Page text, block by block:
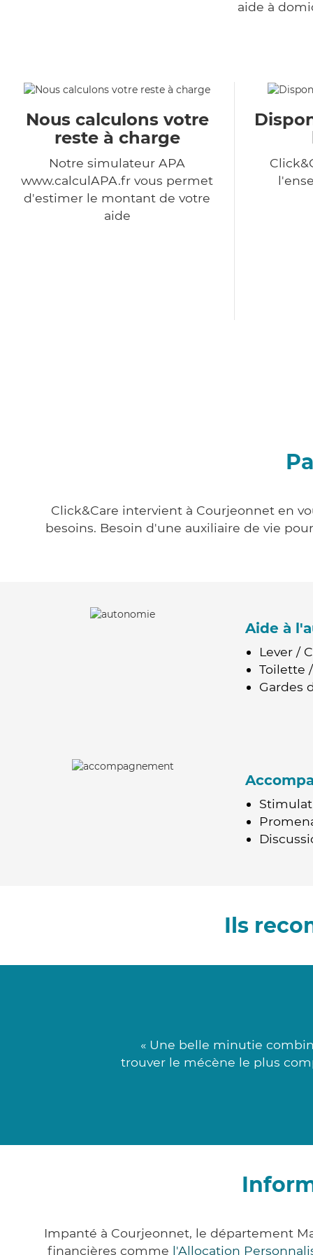
aide à
Nous calculons votre
reste à charge
Notre simulateur APA
www.calculAPA.fr vous permet
d'estimer le montant de votre
aide
Click&Care intervient à Courjeonnet en
besoins. Besoin d'une auxiliaire de vie
Aide à
Lever /
Toilette
Gardes
Ils
« Une belle minutie
trouver le mécène le plus
Impanté à Courjeonnet, le département
financières comme l'Allocation